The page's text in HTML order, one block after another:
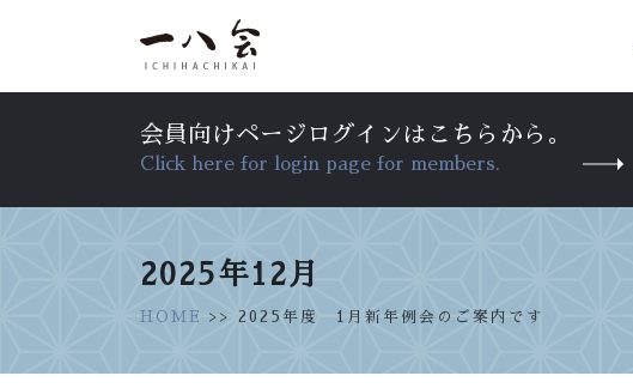
会員向けページログインはこちらから。
Click here for login page for members.
2025年12月
HOME >> 2025年度 1月新年例会のご案内です